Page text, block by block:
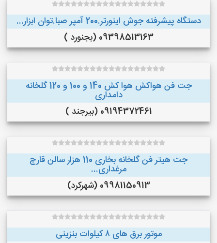
دستگاه پیشرفته جوش اینورتر.200 آمپر صبا.توان ابزار...
09398513163 (بجنورد )
جت فن هواکش هوا کش 140 و 100 و 120 گلخانه
دامداری
09194372461 (بیرجند )
جت هیتر فن گلخانه بخاری 110 هزار سالن قارچ
مرغداری...
09981150913 (شهرکرد)
موتور برق های ٨ کیلوات بنزینی